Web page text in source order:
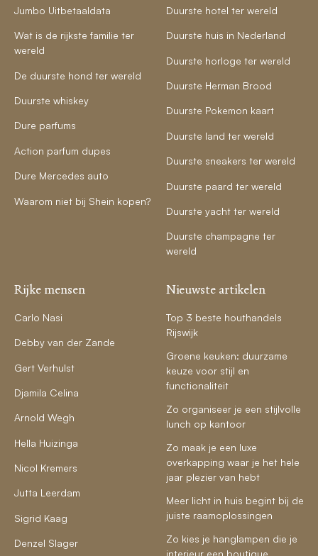
Jumbo Uitbetaaldata
Wat is de rijkste familie ter
wereld
De duurste hond ter wereld
Duurste whiskey
Dure parfums
Action parfum dupes
Dure Mercedes auto
Waarom niet bij Shein kopen?
Duurste hotel ter wereld
Duurste huis in Nederland
Duurste horloge ter wereld
Duurste Herman Brood
Duurste Pokemon kaart
Duurste land ter wereld
Duurste sneakers ter wereld
Duurste paard ter wereld
Duurste yacht ter wereld
Duurste champagne ter
wereld
Rijke mensen
Carlo Nasi
Debby van der Zande
Gert Verhulst
Djamila Celina
Arnold Wegh
Hella Huizinga
Nicol Kremers
Jutta Leerdam
Sigrid Kaag
Denzel Slager
Nieuwste artikelen
Top 3 beste houthandels
Rijswijk
Groene keuken: duurzame
keuze voor stijl en
functionaliteit
Zo organiseer je een stijlvolle
lunch op kantoor
Zo maak je een luxe
overkapping waar je het hele
jaar plezier van hebt
Meer licht in huis begint bij de
juiste raamoplossingen
Zo kies je hanglampen die je
interieur een boutique